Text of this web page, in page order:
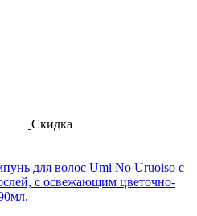
Скидка
для волос Umi No Uruoiso с
с освежающим цветочно-